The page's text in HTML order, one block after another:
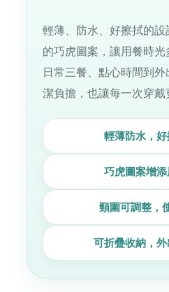
輕薄、防水、好擦拭的
的巧虎圖案，讓用餐時
日常三餐、點心時間到
潔負擔，也讓每一次穿戴
輕薄防水，
巧虎圖案增
頸圍可調整，
可折疊收納，